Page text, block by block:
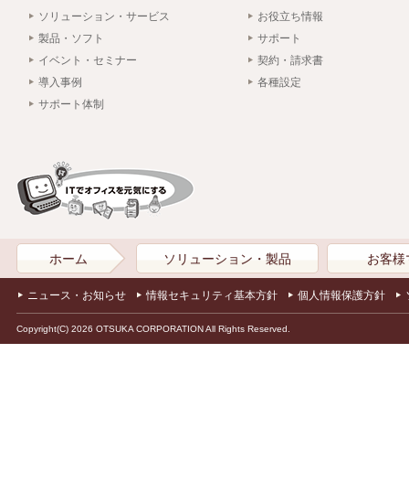
ソリューション・サービス
製品・ソフト
イベント・セミナー
導入事例
サポート体制
お役立ち情報
サポート
契約・請求書
各種設定
ホーム ソリューション・製品 お客様
ニュース・お知らせ 情報セキュリティ基本方針 個人情報保護方針
Copyright(C) 2026 OTSUKA CORPORATION All Rights Reserved.